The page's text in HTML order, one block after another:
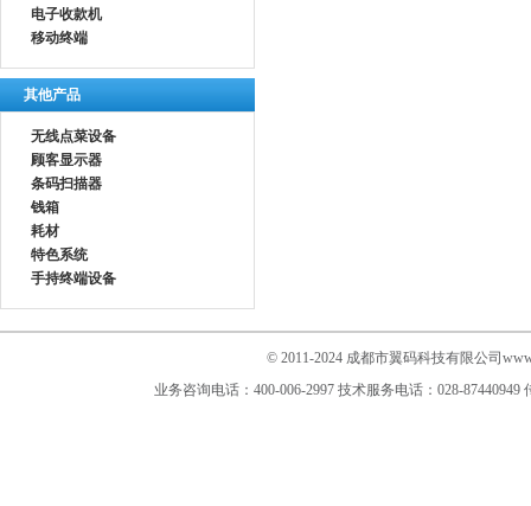
电子收款机
移动终端
其他产品
无线点菜设备
顾客显示器
条码扫描器
钱箱
耗材
特色系统
手持终端设备
© 2011-2024 成都市翼码科技有限公司
业务咨询电话：400-006-2997 技术服务电话：028-87440949